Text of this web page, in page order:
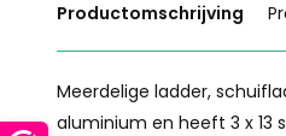
Productomschrijving
Meerdelige ladder,
aluminium en heeft 3 x 13